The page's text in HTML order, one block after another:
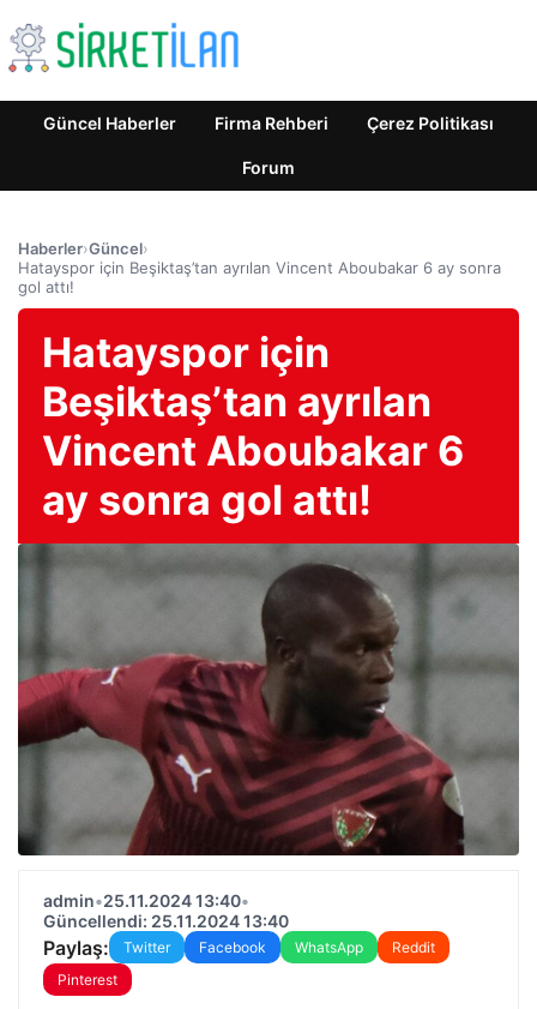
Güncel Haberler Firma Rehberi Çerez Politikası
Forum
Haberler›Güncel›
Hatayspor için Beşiktaş’tan ayrılan Vincent Aboubakar 6 ay sonra
gol attı!
Hatayspor için
Beşiktaş’tan ayrılan
Vincent Aboubakar 6
ay sonra gol attı!
admin•25.11.2024 13:40•
Güncellendi: 25.11.2024 13:40
Paylaş: Twitter Facebook WhatsApp
Reddit
Pinterest